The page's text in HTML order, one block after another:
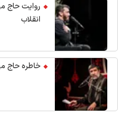
روایت حاج
انقلاب
خاطره حاج